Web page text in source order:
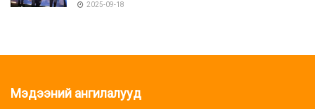
2025-09-18
Мэдээний ангилалууд